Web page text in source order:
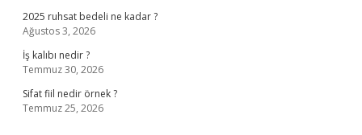
2025 ruhsat bedeli ne kadar ?
Ağustos 3, 2026
İş kalıbı nedir ?
Temmuz 30, 2026
Sifat fiil nedir örnek ?
Temmuz 25, 2026